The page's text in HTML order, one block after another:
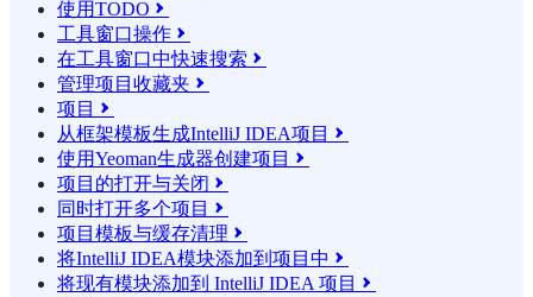
使用TODO 
工具窗口操作 
在工具窗口中快速搜索 
管理项目收藏夹 
项目 
从框架模板生成IntelliJ IDEA项目 
使用Yeoman生成器创建项目 
项目的打开与关闭 
同时打开多个项目 
项目模板与缓存清理 
将IntelliJ IDEA模块添加到项目中 
将现有模块添加到 IntelliJ IDEA 项目 